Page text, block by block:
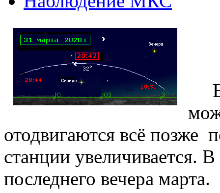
отодвигаются всё позже
станции увеличивается. В
последнего вечера марта.